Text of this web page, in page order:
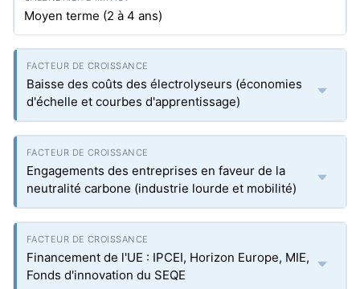
Moyen terme (2 à 4 ans)
Baisse des coûts des électrolyseurs (économies
d'échelle et courbes d'apprentissage)
Engagements des entreprises en faveur de la
neutralité carbone (industrie lourde et mobilité)
Financement de l'UE : IPCEI, Horizon Europe, MIE,
Fonds d'innovation du SEQE